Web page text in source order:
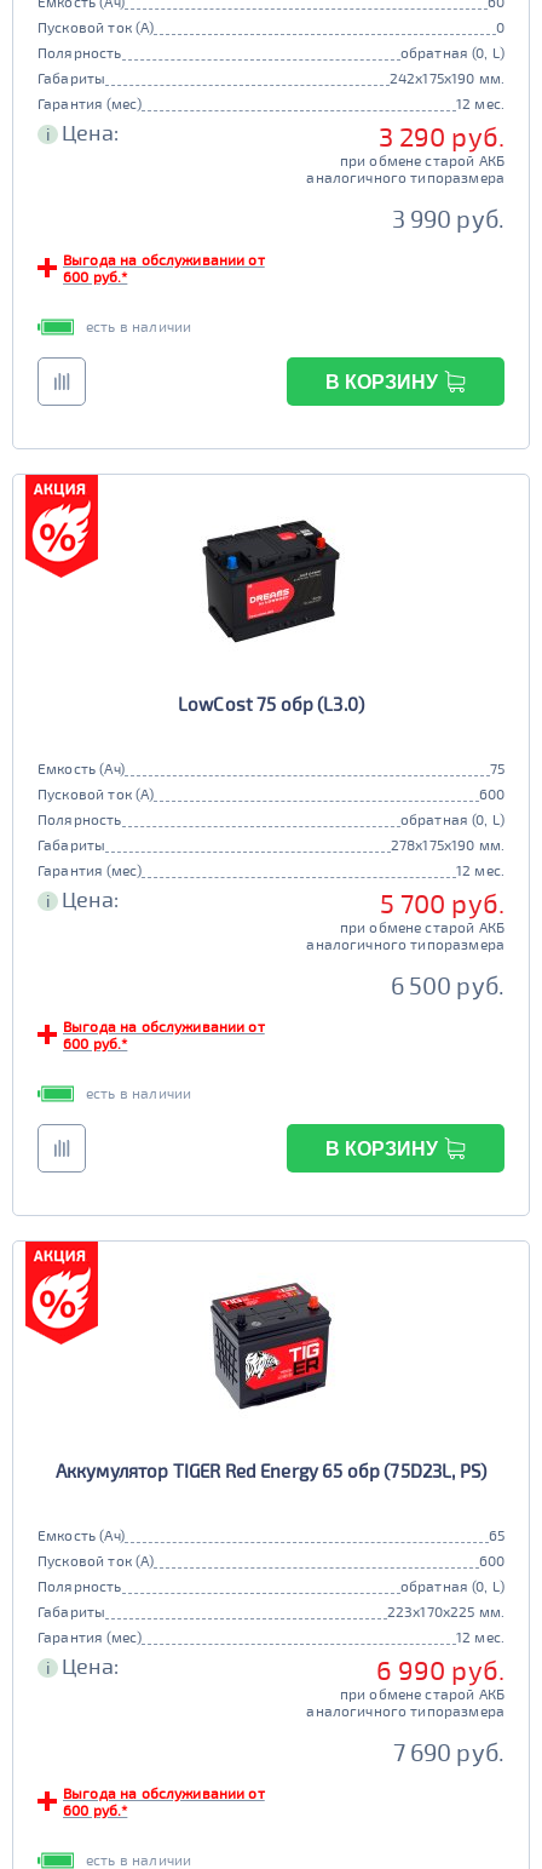
Пусковой ток (А)
0
Полярность
обратная (0, L)
Габариты
242x175x190 мм.
Гарантия (мес)
12 мес.
i Цена: 3 290 руб.
при обмене старой АКБ
аналогичного типоразмера
3 990 руб.
Выгода на обслуживании от
600 руб.*
есть в наличии
В КОРЗИНУ
LowCost 75 обр (L3.0)
Емкость (Ач)
75
Пусковой ток (А)
600
Полярность
обратная (0, L)
Габариты
278x175x190 мм.
Гарантия (мес)
12 мес.
i Цена: 5 700 руб.
при обмене старой АКБ
аналогичного типоразмера
6 500 руб.
Выгода на обслуживании от
600 руб.*
есть в наличии
В КОРЗИНУ
Аккумулятор TIGER Red Energy 65 обр (75D23L, PS)
Емкость (Ач)
65
Пусковой ток (А)
600
Полярность
обратная (0, L)
Габариты
223x170x225 мм.
Гарантия (мес)
12 мес.
i Цена: 6 990 руб.
при обмене старой АКБ
аналогичного типоразмера
7 690 руб.
Выгода на обслуживании от
600 руб.*
есть в наличии